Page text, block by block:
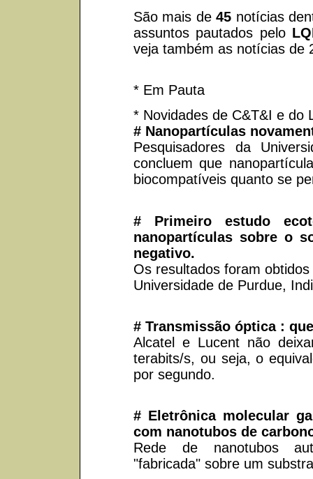
São mais de45 notícias
assuntos pautados pelo
veja também as notícias de
* Em Pauta
* Novidades de C&T&I e do
# Nanopartículas
Pesquisadores da
concluem que
biocompatíveis quanto se
# Primeiro estudo
nanopartículas sobre o
negativo.
Os resultados foram
Universidade de Purdue,
# Transmissão óptica :
Alcatel e Lucent não
terabits/s, ou seja, o
por segundo.
# Eletrônica molecular
com nanotubos de
Rede de nanotubos
"fabricada" sobre um